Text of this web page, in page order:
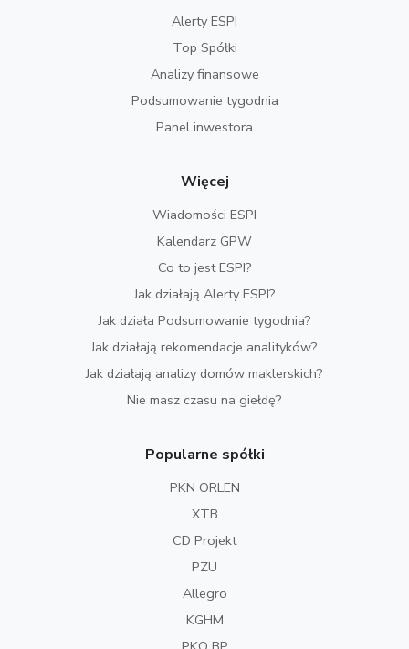
Alerty ESPI
Top Spółki
Analizy finansowe
Podsumowanie tygodnia
Panel inwestora
Więcej
Wiadomości ESPI
Kalendarz GPW
Co to jest ESPI?
Jak działają Alerty ESPI?
Jak działa Podsumowanie tygodnia?
Jak działają rekomendacje analityków?
Jak działają analizy domów maklerskich?
Nie masz czasu na giełdę?
Popularne spółki
PKN ORLEN
XTB
CD Projekt
PZU
Allegro
KGHM